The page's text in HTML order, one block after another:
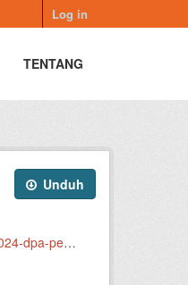
Log in
TENTANG
Unduh
scan.pdf